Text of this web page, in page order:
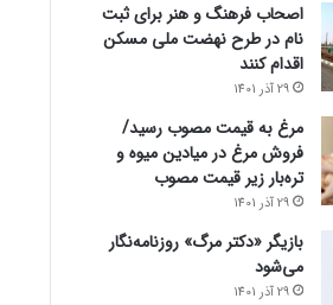
اصحاب فرهنگ و هنر برای ثبت
نام در طرح نهضت ملی مسکن
اقدام کنند
29 آذر 1401
مرغ به قیمت مصوب رسید/
فروش مرغ در میادین میوه و
تره‌بار زیر قیمت مصوب
29 آذر 1401
بازیگر «دکتر مرگ» روزنامه‌نگار
می‌شود
29 آذر 1401